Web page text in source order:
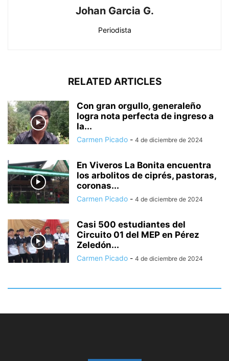
Johan Garcia G.
Periodista
RELATED ARTICLES
Con gran orgullo, generaleño
logra nota perfecta de ingreso a
la...
Carmen Picado - 4 de diciembre de 2024
En Viveros La Bonita encuentra
los arbolitos de ciprés, pastoras,
coronas...
Carmen Picado - 4 de diciembre de 2024
Casi 500 estudiantes del
Circuito 01 del MEP en Pérez
Zeledón...
Carmen Picado - 4 de diciembre de 2024